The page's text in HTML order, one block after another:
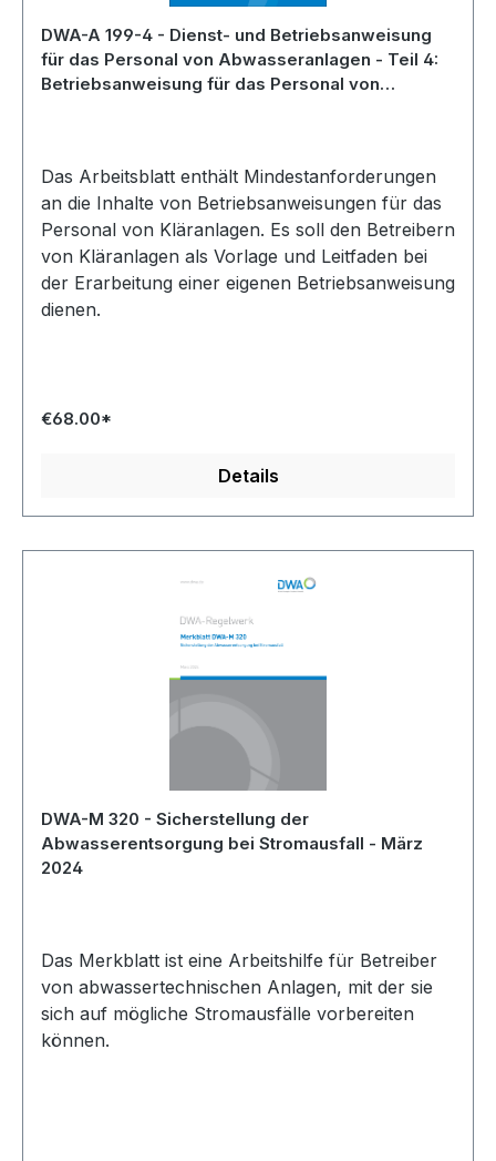
DWA-A 199-4 - Dienst- und Betriebsanweisung
für das Personal von Abwasseranlagen - Teil 4:
Betriebsanweisung für das Personal von
Das Arbeitsblatt enthält Mindestanforderungen
an die Inhalte von Betriebsanweisungen für das
Personal von Kläranlagen. Es soll den Betreibern
von Kläranlagen als Vorlage und Leitfaden bei
der Erarbeitung einer eigenen Betriebsanweisung
dienen.
€68.00*
Details
DWA-M 320 - Sicherstellung der
Abwasserentsorgung bei Stromausfall - März
2024
Das Merkblatt ist eine Arbeitshilfe für Betreiber
von abwassertechnischen Anlagen, mit der sie
sich auf mögliche Stromausfälle vorbereiten
können.